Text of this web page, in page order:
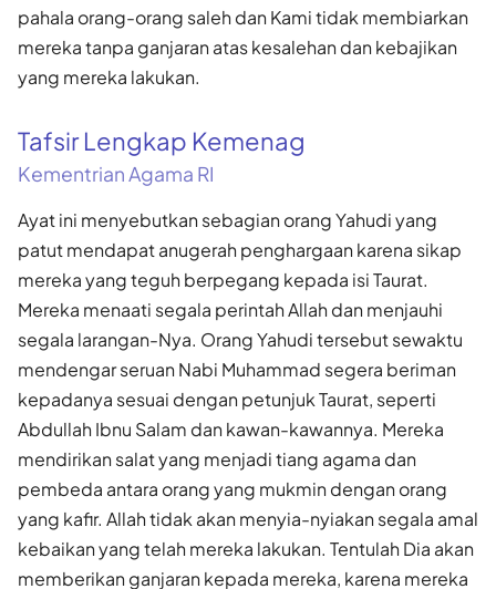
pahala orang-orang saleh dan Kami tidak membiarkan
mereka tanpa ganjaran atas kesalehan dan kebajikan
yang mereka lakukan.
Tafsir Lengkap Kemenag
Kementrian Agama RI
Ayat ini menyebutkan sebagian orang Yahudi yang
patut mendapat anugerah penghargaan karena sikap
mereka yang teguh berpegang kepada isi Taurat.
Mereka menaati segala perintah Allah dan menjauhi
segala larangan-Nya. Orang Yahudi tersebut sewaktu
mendengar seruan Nabi Muhammad segera beriman
kepadanya sesuai dengan petunjuk Taurat, seperti
Abdullah Ibnu Salam dan kawan-kawannya. Mereka
mendirikan salat yang menjadi tiang agama dan
pembeda antara orang yang mukmin dengan orang
yang kafir. Allah tidak akan menyia-nyiakan segala amal
kebaikan yang telah mereka lakukan. Tentulah Dia akan
memberikan ganjaran kepada mereka, karena mereka